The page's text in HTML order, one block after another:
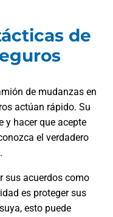
de
de mudanzas en
actúan rápido. Su
y hacer que acepte
el verdadero
sus acuerdos como
es proteger sus
esto puede